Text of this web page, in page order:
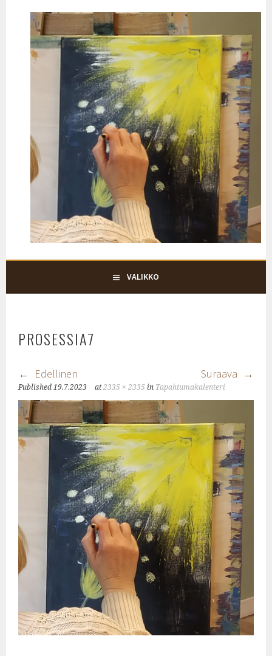
sisältöön
KYLÄTALO KEHRÄ
VALIKKO
PROSESSIA7
Edellinen Suraava
Published19.7.2023 at2335 × 2335 in Tapahtumakalenteri